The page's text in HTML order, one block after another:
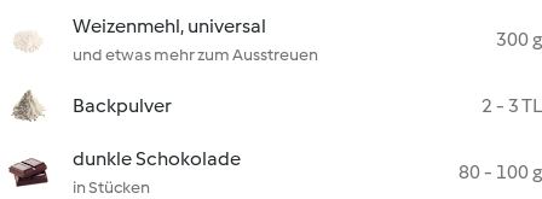
Weizenmehl, universal
und etwas mehr zum Ausstreuen
300 g
Backpulver 2 - 3 TL
dunkle Schokolade
in Stücken
80 - 100 g